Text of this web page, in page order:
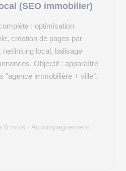
(SEO immobilier)
: optimisation
création de pages par
local, balisage
Objectif : apparaître
"agence immobilière + ville".
6 mois · Accompagnement